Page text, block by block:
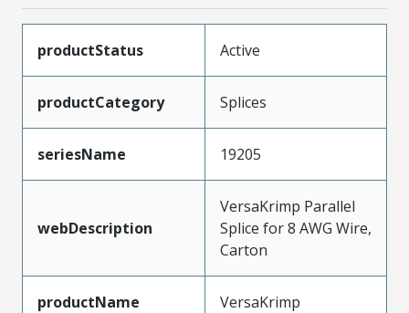
productStatus Active
productCategory Splices
seriesName 19205
webDescription
VersaKrimp Parallel
Splice for 8 AWG Wire,
Carton
productName VersaKrimp